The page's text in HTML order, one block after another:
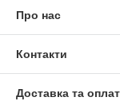
Про нас
Контакти
Доставка та